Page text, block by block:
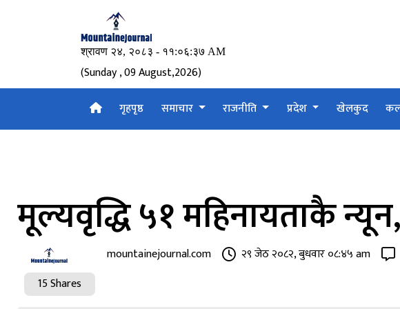
(Sunday , 09 August,2026)
गृहपृष्ठ
समाचार राजनीति प्रदेश खेलकुद
मूल्यवृद्धि ५१ महिनायताकै
mountainejournal.com
२९ जेठ २०८२, बुधवार ०८:४५ am
15 Shares